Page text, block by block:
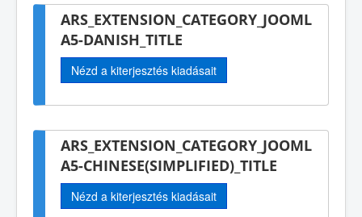
ARS_EXTENSION_CATEGORY_JOOML
A5-DANISH_TITLE
Nézd a kiterjesztés kiadásait
ARS_EXTENSION_CATEGORY_JOOML
A5-CHINESE(SIMPLIFIED)_TITLE
Nézd a kiterjesztés kiadásait